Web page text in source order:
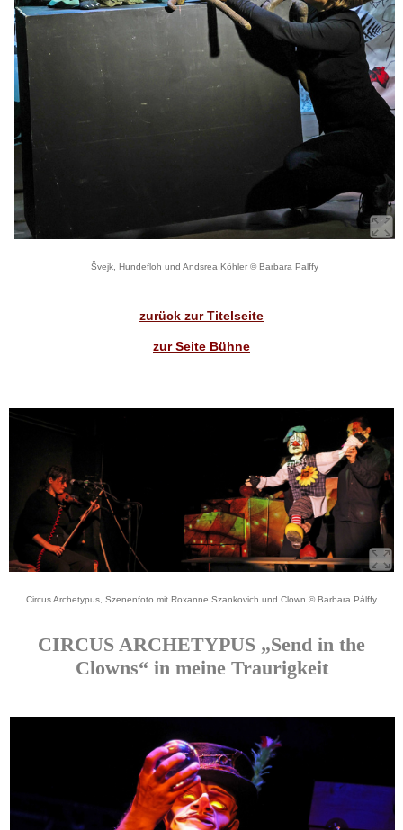
Švejk, Hundefloh und Andsrea Köhler © Barbara Palffy
zurück zur Titelseite
zur Seite Bühne
Circus Archetypus, Szenenfoto mit Roxanne Szankovich und Clown © Barbara Pálffy
CIRCUS ARCHETYPUS „Send in the
Clowns“ in meine Traurigkeit